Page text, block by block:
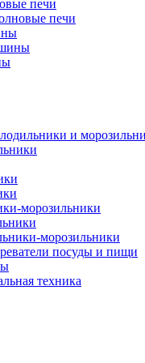
печи
печи
и
морозильники
морозильники
посуды и пищи
техника